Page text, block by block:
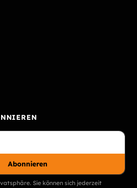
Abonnieren
Sie können sich jederzeit